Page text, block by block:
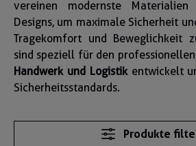
vereinen modernste
Designs, um maximale Sicherheit
Tragekomfort und Beweglichkeit
sind speziell für den professionellen
Handwerk und Logistikentwickelt
Sicherheitsstandards.
Produkte